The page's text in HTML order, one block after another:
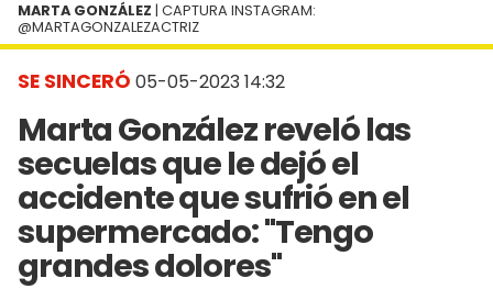
SE SINCERÓ 05-05-2023 14:32
Marta González reveló las
secuelas que le dejó el
accidente que sufrió en el
supermercado: "Tengo
grandes dolores"
MARTA GONZÁLEZ | CAPTURA INSTAGRAM:
@MARTAGONZALEZACTRIZ